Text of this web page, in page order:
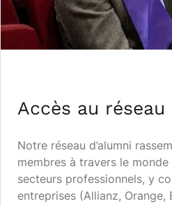
Accès au réseau
Notre réseau d’alumni
membres à travers le
secteurs professionnels, y
entreprises (Allianz, Orange,